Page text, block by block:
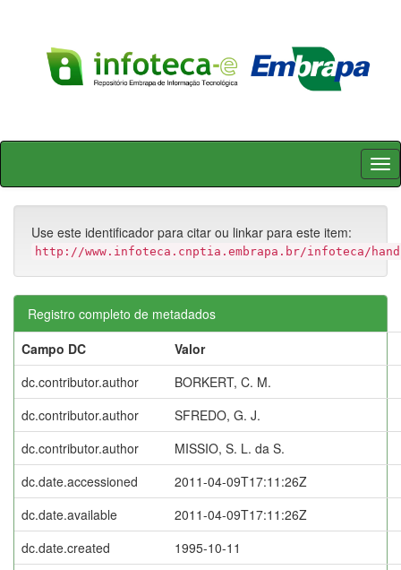
Skip
Use este identificador para citar ou linkar para este item:
http://www.infoteca.cnptia.embrapa.br/infoteca/
Registro completo de metadados
Campo DC
Valor
dc.contributor.author
BORKERT, C. M.
dc.contributor.author
SFREDO, G. J.
dc.contributor.author
MISSIO, S. L. da S.
dc.date.accessioned
2011-04-09T17:11:26Z
dc.date.available
2011-04-09T17:11:26Z
dc.date.created
1995-10-11